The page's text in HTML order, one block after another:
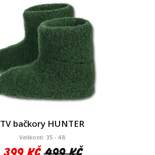
TV bačkory HUNTER
Velikosti: 35 - 48